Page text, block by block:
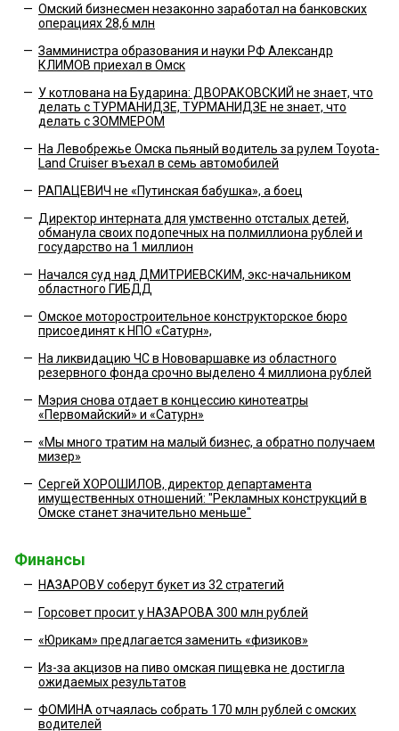
— Омский бизнесмен незаконно заработал на банковских
операциях 28,6 млн
— Замминистра образования и науки РФ Александр
КЛИМОВ приехал в Омск
— У котлована на Бударина: ДВОРАКОВСКИЙ не знает, что
делать с ТУРМАНИДЗЕ, ТУРМАНИДЗЕ не знает, что
делать с ЗОММЕРОМ
— На Левобрежье Омска пьяный водитель за рулем Toyota-
Land Cruiser въехал в семь автомобилей
— РАПАЦЕВИЧ не «Путинская бабушка», а боец
— Директор интерната для умственно отсталых детей,
обманула своих подопечных на полмиллиона рублей и
государство на 1 миллион
— Начался суд над ДМИТРИЕВСКИМ, экс-начальником
областного ГИБДД
— Омское моторостроительное конструкторское бюро
присоединят к НПО «Сатурн»,
— На ликвидацию ЧС в Нововаршавке из областного
резервного фонда срочно выделено 4 миллиона рублей
— Мэрия снова отдает в концессию кинотеатры
«Первомайский» и «Сатурн»
— «Мы много тратим на малый бизнес, а обратно получаем
мизер»
— Сергей ХОРОШИЛОВ, директор департамента
имущественных отношений: "Рекламных конструкций в
Омске станет значительно меньше"
Финансы
— НАЗАРОВУ соберут букет из 32 стратегий
— Горсовет просит у НАЗАРОВА 300 млн рублей
— «Юрикам» предлагается заменить «физиков»
— Из-за акцизов на пиво омская пищевка не достигла
ожидаемых результатов
— ФОМИНА отчаялась собрать 170 млн рублей с омских
водителей